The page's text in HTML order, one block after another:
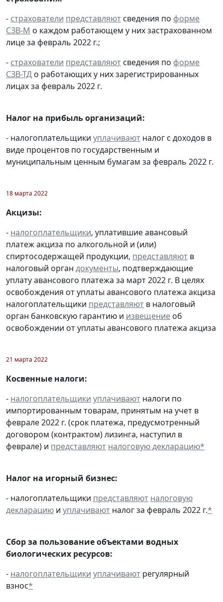
- страхователи представляют сведения по форме
СЗВ-М о каждом работающем у них застрахованном
лице за февраль 2022 г.;
- страхователи представляют сведения по форме
СЗВ-ТД о работающих у них зарегистрированных
лицах за февраль 2022 г.
Налог на прибыль организаций:
- налогоплательщики уплачивают налог с доходов в
виде процентов по государственным и
муниципальным ценным бумагам за февраль 2022 г.
18 марта 2022
Акцизы:
- налогоплательщики, уплатившие авансовый
платеж акциза по алкогольной и (или)
спиртосодержащей продукции, представляют в
налоговый орган документы, подтверждающие
уплату авансового платежа за март 2022 г. В целях
освобождения от уплаты авансового платежа акциза
налогоплательщики представляют в налоговый
орган банковскую гарантию и извещение об
освобождении от уплаты авансового платежа акциза
21 марта 2022
Косвенные налоги:
- налогоплательщики уплачивают налоги по
импортированным товарам, принятым на учет в
феврале 2022 г. (срок платежа, предусмотренный
договором (контрактом) лизинга, наступил в
феврале) и представляют налоговую декларацию*
Налог на игорный бизнес:
- налогоплательщики представляют налоговую
декларацию и уплачивают налог за февраль 2022 г.*
Сбор за пользование объектами водных
биологических ресурсов:
- налогоплательщики уплачивают регулярный
взнос*